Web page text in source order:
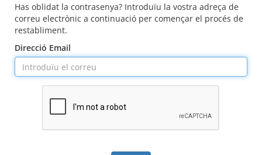
Has oblidat la contrasenya? Introduïu la vostra adreça de
correu electrònic a continuació per començar el procés de
restabliment.
Direcció Email